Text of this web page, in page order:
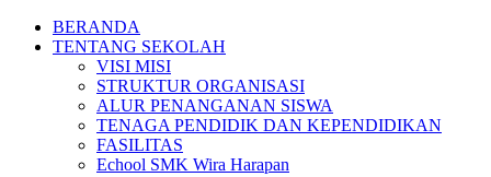
Skip
BERANDA
TENTANG SEKOLAH
VISI MISI
STRUKTUR ORGANISASI
ALUR PENANGANAN SISWA
TENAGA PENDIDIK DAN KEPENDIDIKAN
FASILITAS
Echool SMK Wira Harapan